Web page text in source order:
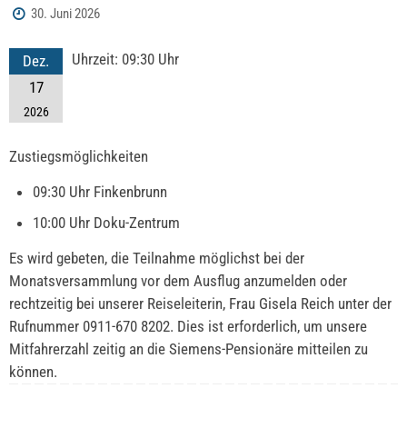
30. Juni 2026
Dez.
17
2026
Uhrzeit: 09:30 Uhr
Zustiegsmöglichkeiten
09:30 Uhr Finkenbrunn
10:00 Uhr Doku-Zentrum
Es wird gebeten, die Teilnahme möglichst bei der
Monatsversammlung vor dem Ausflug anzumelden oder
rechtzeitig bei unserer Reiseleiterin, Frau Gisela Reich unter der
Rufnummer 0911-670 8202. Dies ist erforderlich, um unsere
Mitfahrerzahl zeitig an die Siemens-Pensionäre mitteilen zu
können.